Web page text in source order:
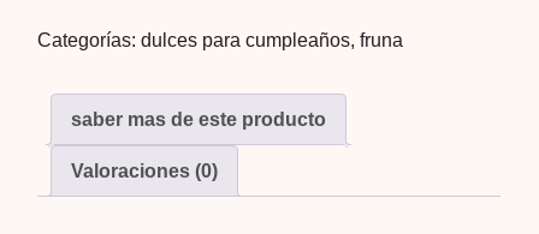
cantidad
Categorías:dulces para cumpleaños,fruna
saber mas de este producto
Valoraciones (0)